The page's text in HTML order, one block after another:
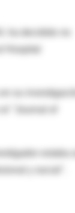
ha decidido no
su
estaba